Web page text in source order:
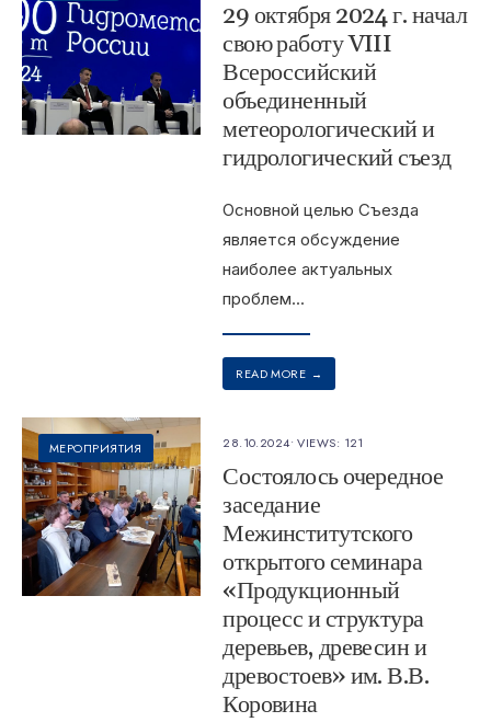
29 октября 2024 г. начал
свою работу VIII
Всероссийский
объединенный
метеорологический и
гидрологический съезд
Основной целью Съезда
является обсуждение
наиболее актуальных
проблем...
READ MORE →
МЕРОПРИЯТИЯ 28.10.2024•VIEWS: 121
Состоялось очередное
заседание
Межинститутского
открытого семинара
«Продукционный
процесс и структура
деревьев, древесин и
древостоев» им. В.В.
Коровина